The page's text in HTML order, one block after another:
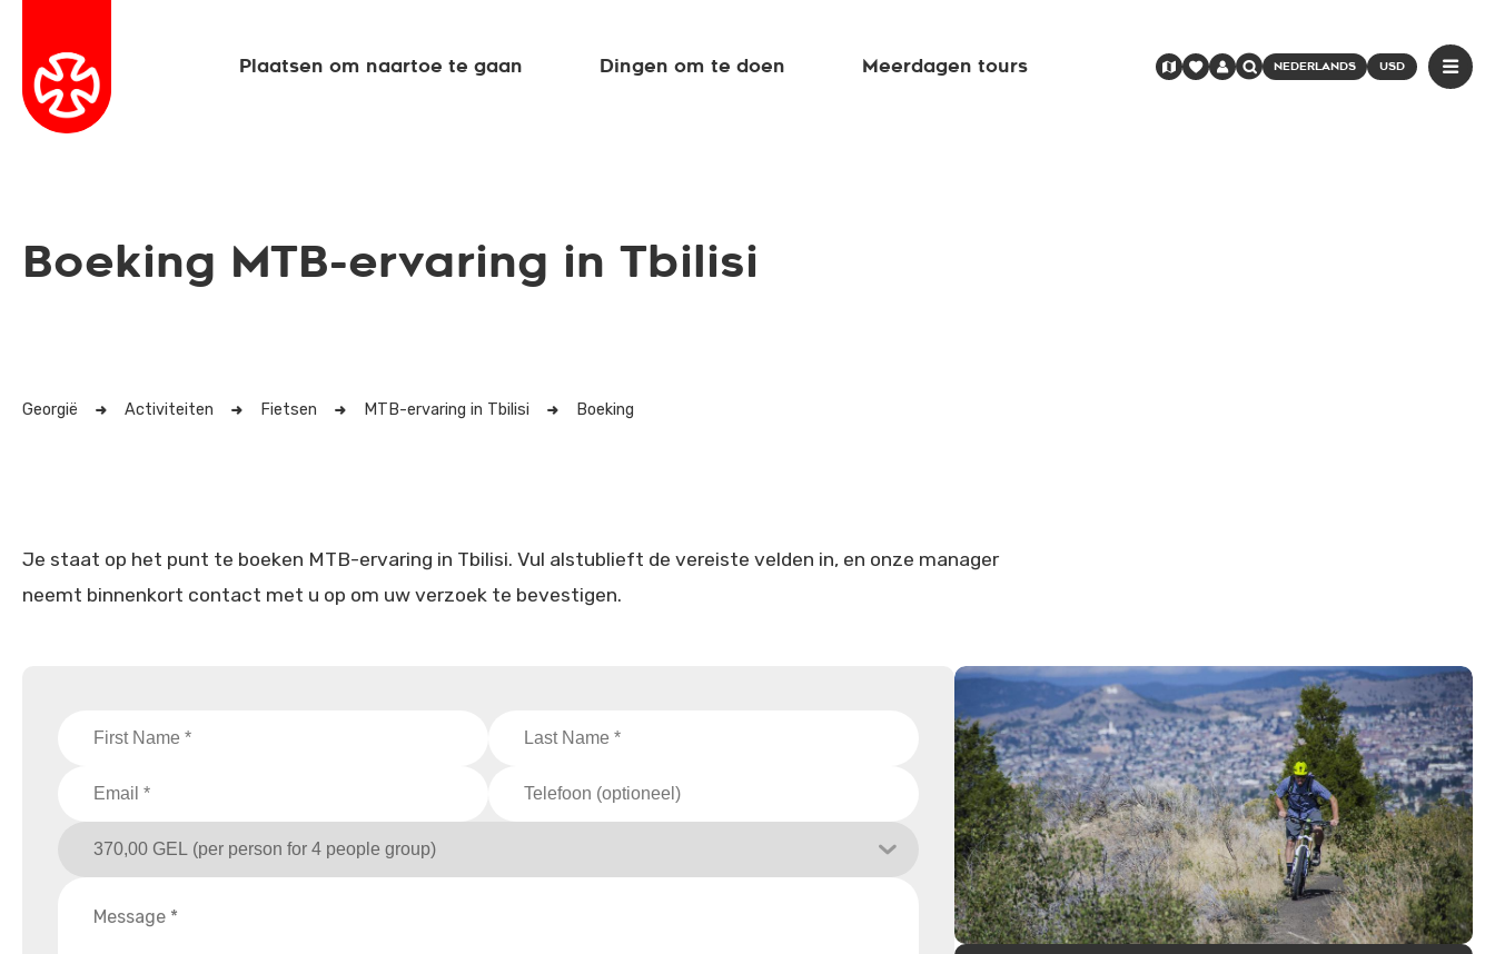
Plaatsen om naartoe te gaan Dingen om te doen Meerdagen tours NEDERLANDS USD
Boeking MTB-ervaring in Tbilisi
Georgië Activiteiten Fietsen MTB-ervaring in Tbilisi Boeking
Je staat op het punt te boeken MTB-ervaring in Tbilisi. Vul alstublieft de vereiste velden in, en onze manager
neemt binnenkort contact met u op om uw verzoek te bevestigen.